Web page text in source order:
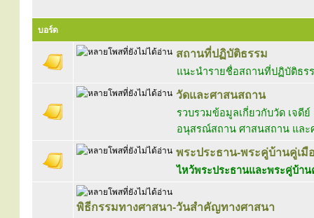
บอร์ด
สถานที่ปฏิบัติธรรม
แนะนำรายชื่อสถานที่ปฏิบัติธร
วัดและศาสนสถาน
รวบรวมข้อมูลเกี่ยวกับวัด เจดี
อนุสรณ์สถาน ศาสนสถาน แล
พระประธาน-พระคู่บ้านคู่เมื
ไหว้พระประธานและพระคู่บ้า
พิธีกรรมทางศาสนา-วันสำคัญทางศาสนา